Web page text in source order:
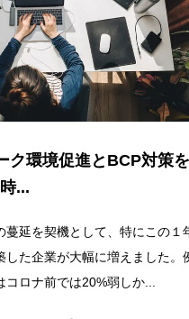
ク環境促進とBCP対策
...
蔓延を契機として、特にこの１
した企業が大幅に増えました。
ロナ前では20%弱しか...